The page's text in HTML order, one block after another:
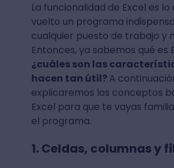
La funcionalidad de Excel es lo
vuelto un programa
cualquier puesto de trabajo y
Entonces, ya sabemos qué es
¿cuáles son las
hacen tan útil?A
explicaremos los conceptos
Excel para que te vayas
el programa.
1. Celdas, columnas y